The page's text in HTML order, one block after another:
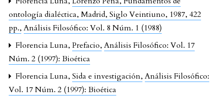
ontología dialéctica, Madrid, Siglo Veintiuno, 1987, 422
pp.,Análisis Filosófico: Vol. 8 Núm. 1 (1988)
Florencia Luna, Prefacio,Análisis Filosófico: Vol. 17
Núm. 2 (1997): Bioética
Florencia Luna, Sida e investigación,Análisis Filosófico:
Vol. 17 Núm. 2 (1997): Bioética